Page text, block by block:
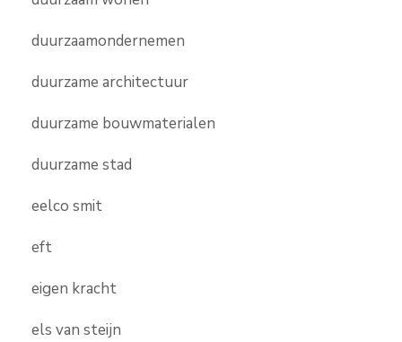
duurzaamondernemen
duurzame architectuur
duurzame bouwmaterialen
duurzame stad
eelco smit
eft
eigen kracht
els van steijn